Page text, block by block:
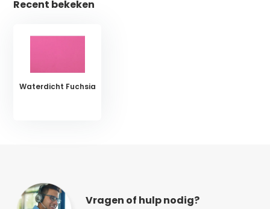
Recent bekeken
Waterdicht Fuchsia
Vragen of hulp nodig?